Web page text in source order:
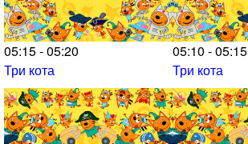
05:15 - 05:20
Три кота
05:10 - 05:15
Три кота